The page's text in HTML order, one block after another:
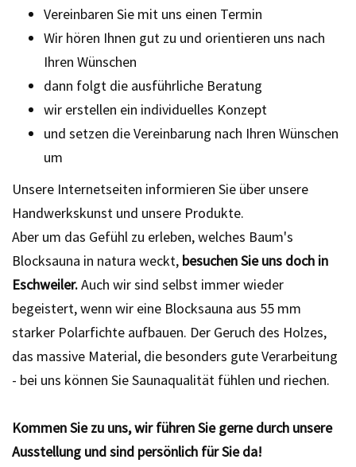
Vereinbaren Sie mit uns einen Termin
Wir hören Ihnen gut zu und orientieren uns nach
Ihren Wünschen
dann folgt die ausführliche Beratung
wir erstellen ein individuelles Konzept
und setzen die Vereinbarung nach Ihren Wünschen
um
Unsere Internetseiten informieren Sie über unsere
Handwerkskunst und unsere Produkte.
Aber um das Gefühl zu erleben, welches Baum's
Blocksauna in natura weckt, besuchen Sie uns doch in
Eschweiler.Auch wir sind selbst immer wieder
begeistert, wenn wir eine Blocksauna aus 55 mm
starker Polarfichte aufbauen. Der Geruch des Holzes,
das massive Material, die besonders gute Verarbeitung
- bei uns können Sie Saunaqualität fühlen und riechen.
Kommen Sie zu uns, wir führen Sie gerne durch unsere
Ausstellung und sind persönlich für Sie da!